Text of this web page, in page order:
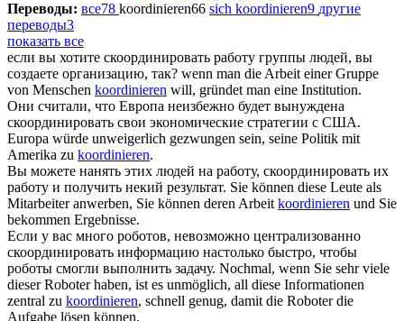
Переводы: все78 koordinieren66 sich koordinieren9 другие
переводы3
показать все
если вы хотите скоординировать работу группы людей, вы
создаете организацию, так? wenn man die Arbeit einer Gruppe
von Menschen koordinieren will, gründet man eine Institution.
Они считали, что Европа неизбежно будет вынуждена
скоординировать свои экономические стратегии с США.
Europa würde unweigerlich gezwungen sein, seine Politik mit
Amerika zu koordinieren.
Вы можете нанять этих людей на работу, скоординировать их
работу и получить некий результат. Sie können diese Leute als
Mitarbeiter anwerben, Sie können deren Arbeitkoordinieren und Sie
bekommen Ergebnisse.
Если у вас много роботов, невозможно централизованно
скоординировать информацию настолько быстро, чтобы
роботы смогли выполнить задачу. Nochmal, wenn Sie sehr viele
dieser Roboter haben, ist es unmöglich, all diese Informationen
zentral zu koordinieren, schnell genug, damit die Roboter die
Aufgabe lösen können.